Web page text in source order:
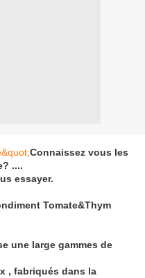
Connaissez vous les
....
essayer.
Tomate&Thym
une large gammes de
, fabriqués dans la